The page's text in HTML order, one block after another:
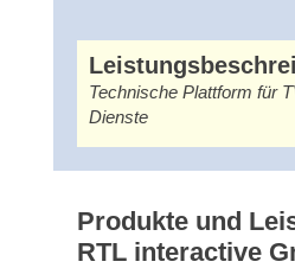
Technische Plattform für
Dienste
Produkte und
RTL interactive